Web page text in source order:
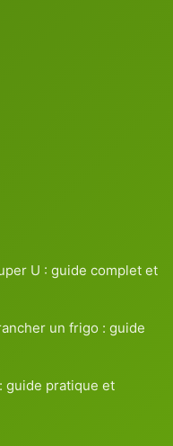
U : guide complet et
un frigo : guide
guide pratique et